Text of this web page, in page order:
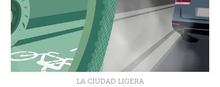
LA CIUDAD LIGERA